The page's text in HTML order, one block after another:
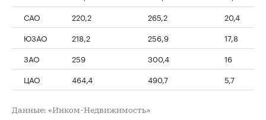
САО
220,2 265,2
20,4
ЮЗАО
218,2 256,9
17,8
ЗАО
259 300,4
16
ЦАО
464,4 490,7 5,7
Данные: «Инком-Недвижимость»